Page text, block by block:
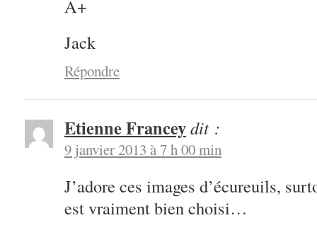
A+
Jack
Répondre
Etienne Franceydit :
9 janvier 2013 à 7 h 00 min
J’adore ces images d’écureuils,
est vraiment bien choisi…